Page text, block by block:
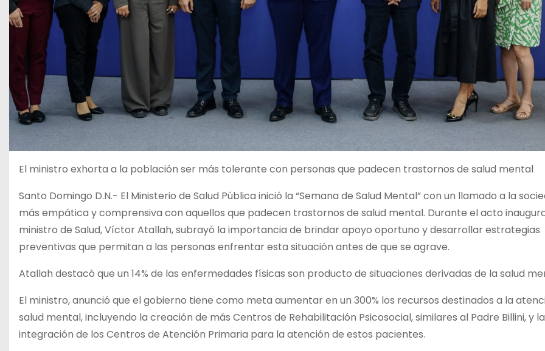
El ministro exhorta a la población ser más tolerante con personas que padecen trastornos de salud mental
Santo Domingo D.N.- El Ministerio de Salud Pública inició la “Semana de Salud Mental” con un llamado a la
más empática y comprensiva con aquellos que padecen trastornos de salud mental. Durante el acto
ministro de Salud, Víctor Atallah, subrayó la importancia de brindar apoyo oportuno y desarrollar estrategias
preventivas que permitan a las personas enfrentar esta situación antes de que se agrave.
Atallah destacó que un 14% de las enfermedades físicas son producto de situaciones derivadas de la salud
El ministro, anunció que el gobierno tiene como meta aumentar en un 300% los recursos destinados a la
salud mental, incluyendo la creación de más Centros de Rehabilitación Psicosocial, similares al Padre Billini, y la
integración de los Centros de Atención Primaria para la atención de estos pacientes.